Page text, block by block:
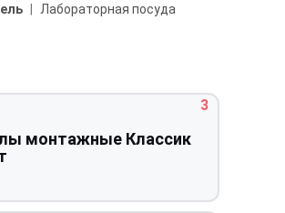
Лабораторная посуда
монтажные Классик
3